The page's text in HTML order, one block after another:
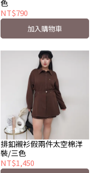
色
NT$790
加入購物車
排釦襯衫假兩件太空棉洋
裝/三色
NT$1,450